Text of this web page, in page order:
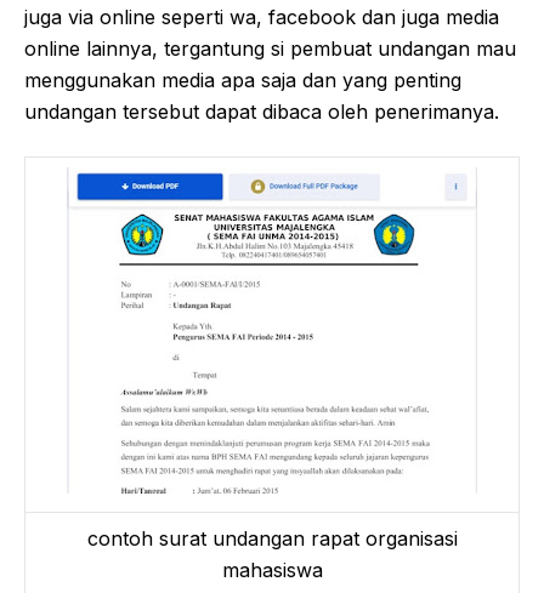
juga via online seperti wa, facebook dan juga media
online lainnya, tergantung si pembuat undangan mau
menggunakan media apa saja dan yang penting
undangan tersebut dapat dibaca oleh penerimanya.
contoh surat undangan rapat organisasi
mahasiswa